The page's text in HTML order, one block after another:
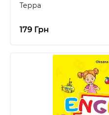
Терра
179 Грн